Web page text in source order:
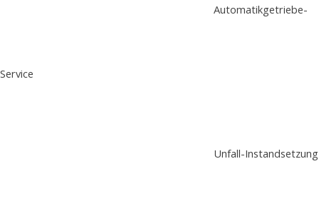
Automatikgetriebe-
Service
Unfall-Instandsetzung